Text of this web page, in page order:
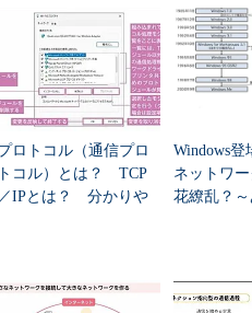
Windowsネットワークにおけ
NetBEUIもNBTも、どちらも
パケット構造には大きな違
のタイプに合わせて、まっ
だけをインストールしたコ
ロトコル（通信プロ
トコル）とは？ TCP
／IPとは？ 分かりや
Windows
ネットワ
花繚乱？